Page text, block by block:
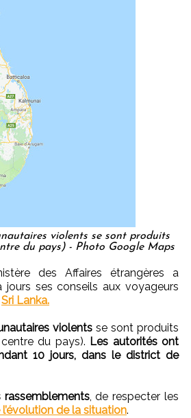
violents se sont produits
du pays) - Photo Google Maps
des Affaires étrangères a
jours ses conseils aux voyageurs
Sri Lanka.
violentsse sont produits
du pays). Les autorités ont
10 jours, dans le district de
rassemblements, de respecter les
de la situation.